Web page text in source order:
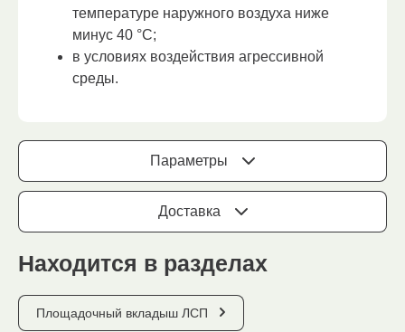
температуре наружного воздуха ниже
минус 40 °С;
в условиях воздействия агрессивной
среды.
Параметры
Доставка
Находится в разделах
Площадочный вкладыш ЛСП